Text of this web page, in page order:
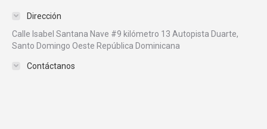
Dirección
Calle Isabel Santana Nave #9 kilómetro 13 Autopista Duarte,
Santo Domingo Oeste República Dominicana
Contáctanos